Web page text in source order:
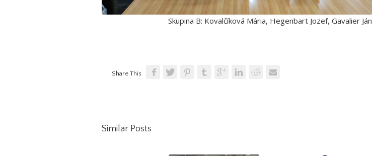
Skupina B: Kovalčíková Mária, Hegenbart Jozef, Gavalier Ján
Share This
Similar Posts